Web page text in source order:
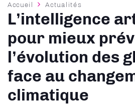
Fil
d'Ariane
Accueil Actualités
L’intelligence
pour mieux
l’évolution des
face au
climatique